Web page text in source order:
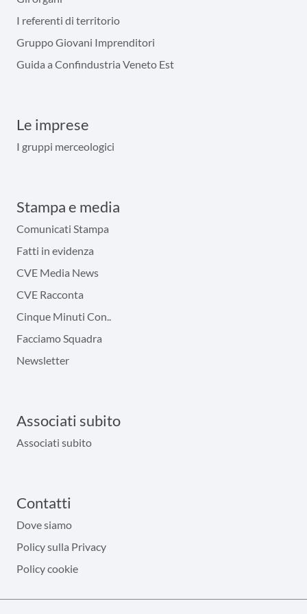
I referenti di territorio
Gruppo Giovani Imprenditori
Guida a Confindustria Veneto Est
Le imprese
I gruppi merceologici
Stampa e media
Comunicati Stampa
Fatti in evidenza
CVE Media News
CVE Racconta
Cinque Minuti Con..
Facciamo Squadra
Newsletter
Associati subito
Associati subito
Contatti
Dove siamo
Policy sulla Privacy
Policy cookie